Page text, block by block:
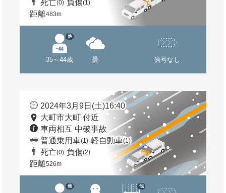
死亡(0) 負傷(1)
距離483m
35～44歳
他
曇 信号なし
2024年3月9日(土)16:40
大町市大町 付近
車両相互 中破事故
普通乗用車(1) 軽自動車(1)
死亡(0) 負傷(2)
距離526m
他 他